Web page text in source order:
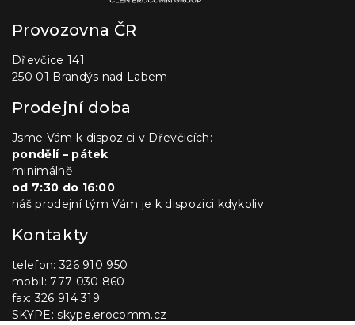
Provozovna ČR
Dřevčice 141
250 01 Brandýs nad Labem
Prodejní doba
Jsme Vám k dispozici v Dřevčicích:
pondělí – pátek
minimálně
od 7:30 do 16:00
náš prodejní tým Vám je k dispozici kdykoliv
Kontakty
telefon: 326 910 950
mobil: 777 030 860
fax: 326 914 319
SKYPE: skype.erocomm.cz